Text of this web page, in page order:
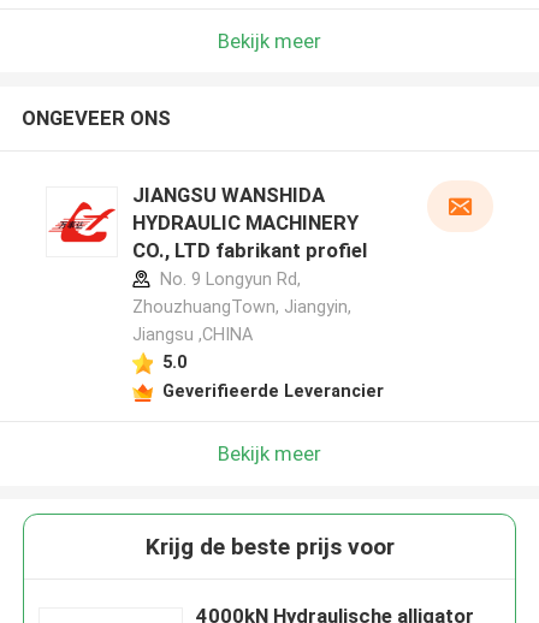
Bekijk meer
ONGEVEER ONS
JIANGSU WANSHIDA
HYDRAULIC MACHINERY
CO., LTD fabrikant profiel
No. 9 Longyun Rd,
ZhouzhuangTown, Jiangyin,
Jiangsu ,CHINA
5.0
Geverifieerde Leverancier
Bekijk meer
Krijg de beste prijs voor
4000kN Hydraulische alligator